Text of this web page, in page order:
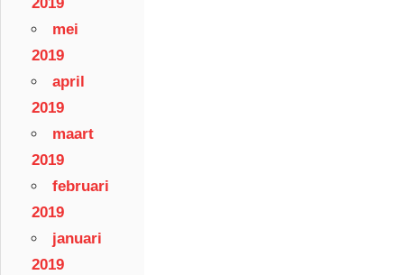
mei
2019
april
2019
maart
2019
februari
2019
januari
2019